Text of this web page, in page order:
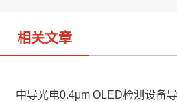
相关文章
中导光电0.4μm OLED检测设备